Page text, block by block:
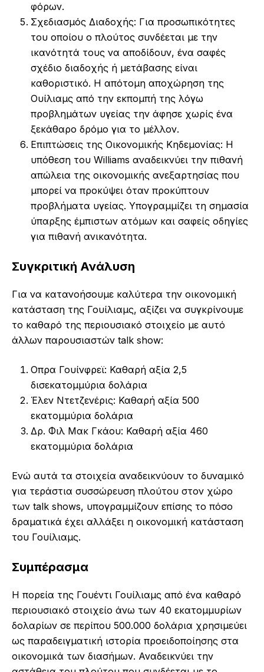
φόρων.
Σχεδιασμός Διαδοχής: Για προσωπικότητες
του οποίου ο πλούτος συνδέεται με την
ικανότητά τους να αποδίδουν, ένα σαφές
σχέδιο διαδοχής ή μετάβασης είναι
καθοριστικό. Η απότομη αποχώρηση της
Ουίλιαμς από την εκπομπή της λόγω
προβλημάτων υγείας την άφησε χωρίς ένα
ξεκάθαρο δρόμο για το μέλλον.
Επιπτώσεις της Οικονομικής Κηδεμονίας: Η
υπόθεση του Williams αναδεικνύει την πιθανή
απώλεια της οικονομικής ανεξαρτησίας που
μπορεί να προκύψει όταν προκύπτουν
προβλήματα υγείας. Υπογραμμίζει τη σημασία
ύπαρξης έμπιστων ατόμων και σαφείς οδηγίες
για πιθανή ανικανότητα.
Συγκριτική Ανάλυση
Για να κατανοήσουμε καλύτερα την οικονομική
κατάσταση της Γουίλιαμς, αξίζει να συγκρίνουμε
το καθαρό της περιουσιακό στοιχείο με αυτό
άλλων παρουσιαστών talk show:
Οπρα Γουίνφρεϊ: Καθαρή αξία 2,5
δισεκατομμύρια δολάρια
Έλεν Ντετζενέρις: Καθαρή αξία 500
εκατομμύρια δολάρια
Δρ. Φιλ Μακ Γκάου: Καθαρή αξία 460
εκατομμύρια δολάρια
Ενώ αυτά τα στοιχεία αναδεικνύουν το δυναμικό
για τεράστια συσσώρευση πλούτου στον χώρο
των talk shows, υπογραμμίζουν επίσης το πόσο
δραματικά έχει αλλάξει η οικονομική κατάσταση
του Γουίλιαμς.
Συμπέρασμα
Η πορεία της Γουέντι Γουίλιαμς από ένα καθαρό
περιουσιακό στοιχείο άνω των 40 εκατομμυρίων
δολαρίων σε περίπου 500.000 δολάρια χρησιμεύει
ως παραδειγματική ιστορία προειδοποίησης στα
οικονομικά των διασήμων. Αναδεικνύει την